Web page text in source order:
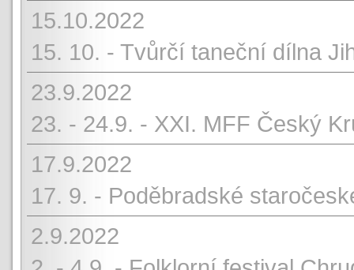
15.10.2022
15. 10. - Tvůrčí taneční dílna
23.9.2022
23. - 24.9. - XXI. MFF Český
17.9.2022
17. 9. - Poděbradské
2.9.2022